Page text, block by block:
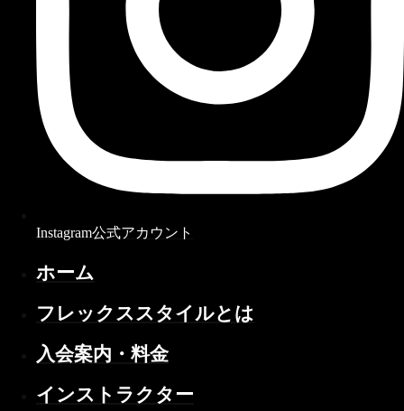
Instagram公式アカウント
ホーム
フレックススタイルとは
入会案内・料金
インストラクター